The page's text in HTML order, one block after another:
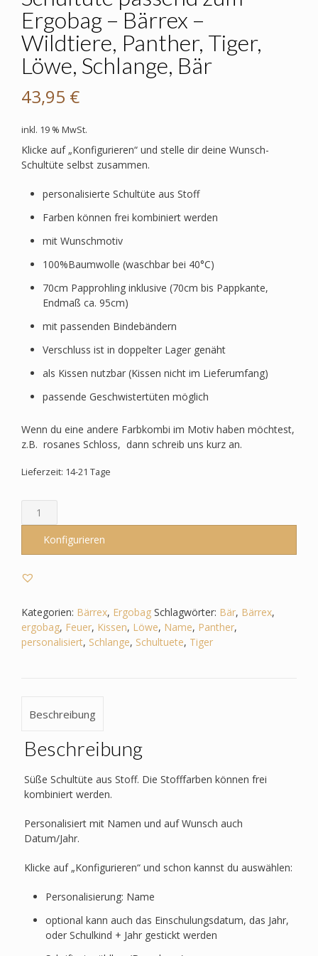
Ergobag – Bärrex –
Wildtiere, Panther, Tiger,
Löwe, Schlange, Bär
43,95 €
inkl. 19 % MwSt.
Klicke auf „Konfigurieren“ und stelle dir deine Wunsch-
Schultüte selbst zusammen.
personalisierte Schultüte aus Stoff
Farben können frei kombiniert werden
mit Wunschmotiv
100%Baumwolle (waschbar bei 40°C)
70cm Papprohling inklusive (70cm bis Pappkante,
Endmaß ca. 95cm)
mit passenden Bindebändern
Verschluss ist in doppelter Lager genäht
als Kissen nutzbar (Kissen nicht im Lieferumfang)
passende Geschwistertüten möglich
Wenn du eine andere Farbkombi im Motiv haben möchtest,
z.B. rosanes Schloss, dann schreib uns kurz an.
Lieferzeit: 14-21 Tage
Schultüte
passend
Ergobag
Bärrex
Wildtiere,
Panther,
Tiger,
Konfigurieren
Kategorien: Bärrex, Ergobag Schlagwörter: Bär, Bärrex,
ergobag, Feuer, Kissen, Löwe, Name, Panther,
personalisiert, Schlange, Schultuete, Tiger
Beschreibung
Beschreibung
Süße Schultüte aus Stoff. Die Stofffarben können frei
kombiniert werden.
Personalisiert mit Namen und auf Wunsch auch
Datum/Jahr.
Klicke auf „Konfigurieren“ und schon kannst du auswählen:
Personalisierung: Name
optional kann auch das Einschulungsdatum, das Jahr,
oder Schulkind + Jahr gestickt werden